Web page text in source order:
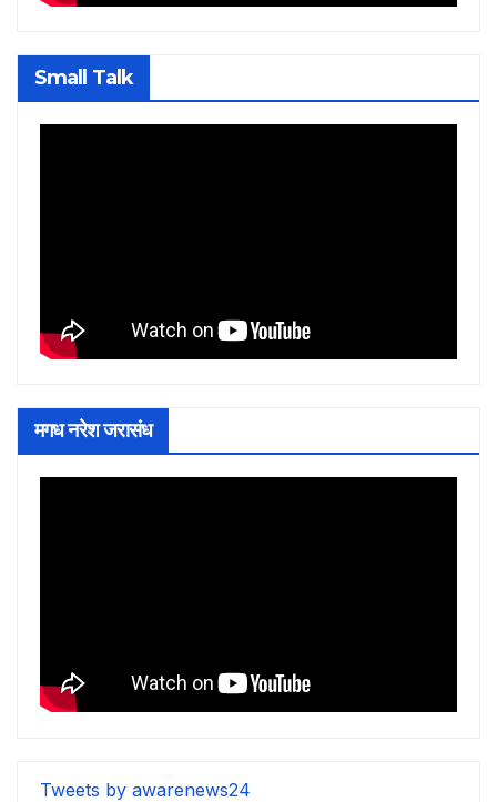
Small Talk
मगध नरेश जरासंध
Tweets by awarenews24